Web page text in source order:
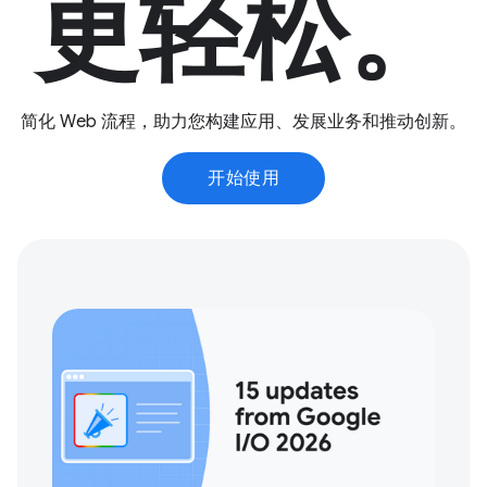
更轻松。
简化 Web 流程，助力您构建应用、发展业务和推动创新。
开始使用